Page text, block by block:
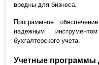
вредны для бизнеса.
Программное
надежным
бухгалтерского учета.
Учетные программы